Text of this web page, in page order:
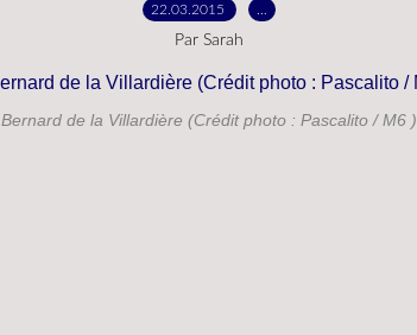
22.03.2015
Par Sarah
Bernard de la Villardière (Crédit photo : Pascalito / M6 )